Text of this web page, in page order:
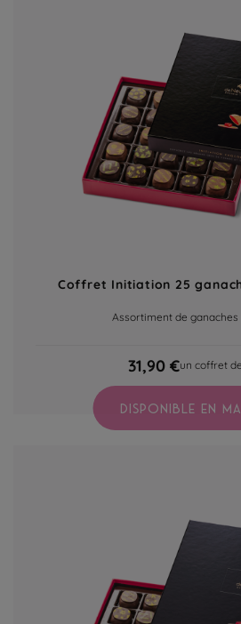
Coffret Initiation 25
Assortiment de
31,90 €un coffret
DISPONIBLE EN